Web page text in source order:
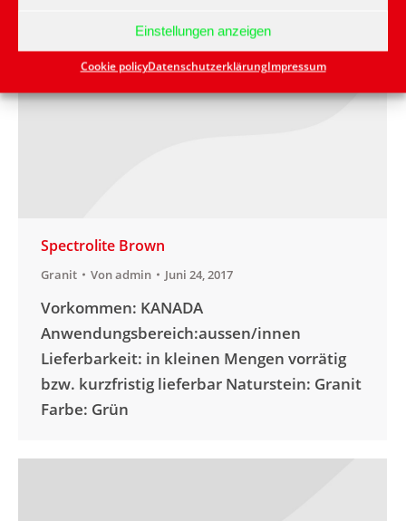
Einstellungen anzeigen
Cookie policyDatenschutzerklärungImpressum
Spectrolite Brown
Granit Vonadmin Juni 24, 2017
Vorkommen: KANADA
Anwendungsbereich:aussen/innen
Lieferbarkeit: in kleinen Mengen vorrätig
bzw. kurzfristig lieferbar Naturstein: Granit
Farbe: Grün